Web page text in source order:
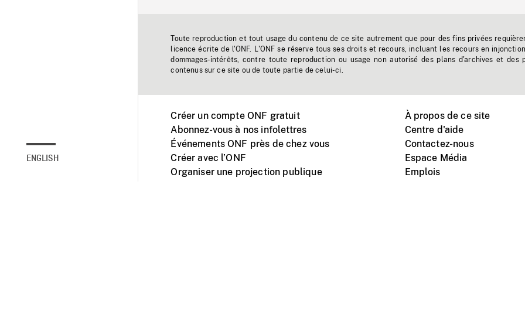
ENGLISH
Toute reproduction et tout usage du contenu de ce site autrement que pour des fins privées
licence écrite de l'ONF. L'ONF se réserve tous ses droits et recours, incluant les recours en
dommages-intérêts, contre toute reproduction ou usage non autorisé des plans d'archives et des
contenus sur ce site ou de toute partie de celui-ci.
Créer un compte ONF gratuit
Abonnez-vous à nos infolettres
Événements ONF près de chez vous
Créer avec l’ONF
Organiser une projection publique
À propos de ce site
Centre d'aide
Contactez-nous
Espace Média
Emplois